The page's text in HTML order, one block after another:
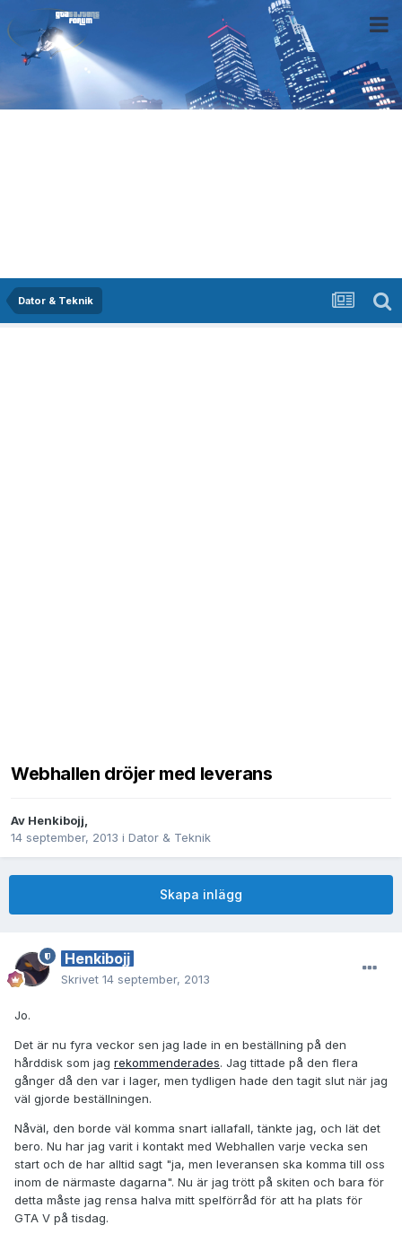
Dator & Teknik
Webhallen dröjer med leverans
Av Henkibojj,
14 september, 2013 i Dator & Teknik
Skapa inlägg
Henkibojj
Skrivet 14 september, 2013
Jo.
Det är nu fyra veckor sen jag lade in en beställning på den
hårddisk som jag rekommenderades. Jag tittade på den flera
gånger då den var i lager, men tydligen hade den tagit slut när jag
väl gjorde beställningen.
Nåväl, den borde väl komma snart iallafall, tänkte jag, och lät det
bero. Nu har jag varit i kontakt med Webhallen varje vecka sen
start och de har alltid sagt "ja, men leveransen ska komma till oss
inom de närmaste dagarna". Nu är jag trött på skiten och bara för
detta måste jag rensa halva mitt spelförråd för att ha plats för
GTA V på tisdag.